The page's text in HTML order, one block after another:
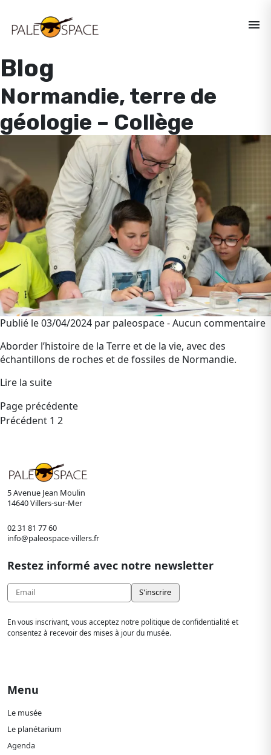
menu
Blog
Normandie, terre de
géologie – Collège
Publié le 03/04/2024 par paleospace - Aucun commentaire
Aborder l’histoire de la Terre et de la vie, avec des
échantillons de roches et de fossiles de Normandie.
Lire la suite
Page précédente
Pagination
publications
Précédent 1 2
5 Avenue Jean Moulin
14640 Villers-sur-Mer
02 31 81 77 60
info@paleospace-villers.fr
Restez informé avec notre newsletter
En vous inscrivant, vous acceptez notre politique de confidentialité et
consentez à recevoir des mises à jour du musée.
Menu
Le musée
Le planétarium
Agenda